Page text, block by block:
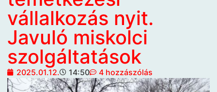
vállalkozás nyit.
Javuló miskolci
szolgáltatások
2025.01.12. 14:50 4 hozzászólás